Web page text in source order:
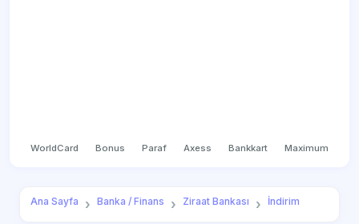
WorldCard Bonus Paraf Axess Bankkart Maximum
Ana Sayfa Banka / Finans Ziraat Bankası İndirim